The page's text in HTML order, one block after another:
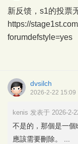
新反馈，s1的投票
https://
forumdefstyle=yes
dvsilch
2026-2-22 15:09
kenis 发表于 2026-2-
不是的，那個是一
應該需要刪除。 ...